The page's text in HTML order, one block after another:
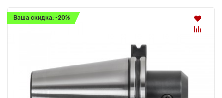
Ваша скидка: -20%